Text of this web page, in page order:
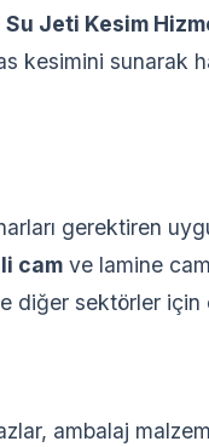
Jeti Kesim
kesimini sunarak
gerektiren
cam ve lamine
diğer sektörler için
ambalaj